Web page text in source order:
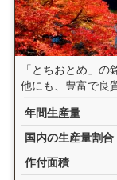
「とちおとめ」
他にも、豊富で良
年間生産量
国内の生産量割合
作付面積